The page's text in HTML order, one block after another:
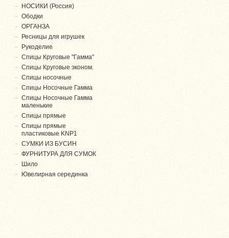
НОСИКИ (Россия)
Ободки
ОРГАНЗА
Ресницы для игрушек
Рукоделие
Спицы Круговые "Гамма"
Спицы Круговые эконом.
Спицы носочные
Спицы Носочные Гамма
Спицы Носочные Гамма
маленькие
Спицы прямые
Спицы прямые
пластиковые KNP1
СУМКИ ИЗ БУСИН
ФУРНИТУРА ДЛЯ СУМОК
Шило
Ювелирная серединка